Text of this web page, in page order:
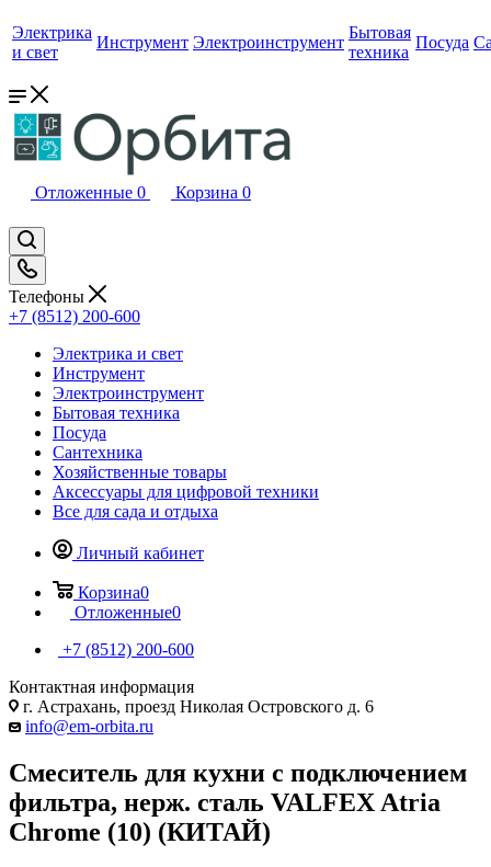
Электрика
и свет
Инструмент Электроинструмент
Бытовая
техника
Посуда
Отложенные 0 Корзина 0
Телефоны
+7 (8512) 200-600
Электрика и свет
Инструмент
Электроинструмент
Бытовая техника
Посуда
Сантехника
Хозяйственные товары
Аксессуары для цифровой техники
Все для сада и отдыха
Личный кабинет
Корзина0
Отложенные0
+7 (8512) 200-600
Контактная информация
г. Астрахань, проезд Николая Островского д. 6
info@em-orbita.ru
Смеситель для кухни с подключением
фильтра, нерж. сталь VALFEX Atria
Сhrome (10) (КИТАЙ)